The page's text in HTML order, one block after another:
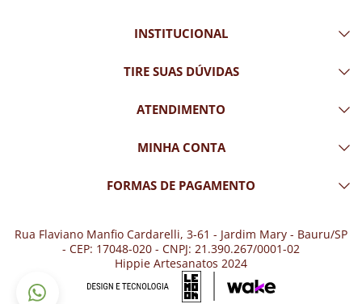
INSTITUCIONAL
TIRE SUAS DÚVIDAS
ATENDIMENTO
MINHA CONTA
FORMAS DE PAGAMENTO
Rua Flaviano Manfio Cardarelli, 3-61 - Jardim Mary - Bauru/SP
- CEP: 17048-020 - CNPJ: 21.390.267/0001-02
Hippie Artesanatos 2024